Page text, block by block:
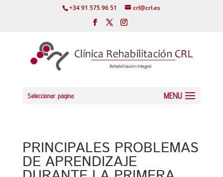
+34 91 575 96 51 crl@crl.es
Seleccionar página
PRINCIPALES PROBLEMAS
DE APRENDIZAJE